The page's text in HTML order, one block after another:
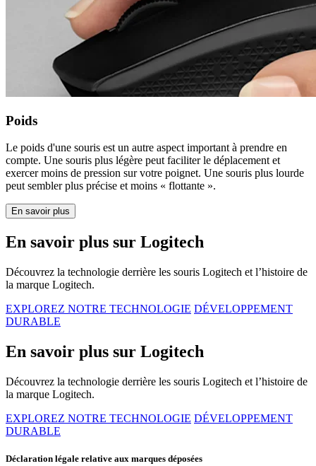
Poids
Le poids d'une souris est un autre aspect important à prendre en
compte. Une souris plus légère peut faciliter le déplacement et
exercer moins de pression sur votre poignet. Une souris plus lourde
peut sembler plus précise et moins « flottante ».
En savoir plus
En savoir plus sur Logitech
Découvrez la technologie derrière les souris Logitech et l’histoire de
la marque Logitech.
EXPLOREZ NOTRE TECHNOLOGIE DÉVELOPPEMENT
DURABLE
En savoir plus sur Logitech
Découvrez la technologie derrière les souris Logitech et l’histoire de
la marque Logitech.
EXPLOREZ NOTRE TECHNOLOGIE DÉVELOPPEMENT
DURABLE
Déclaration légale relative aux marques déposées